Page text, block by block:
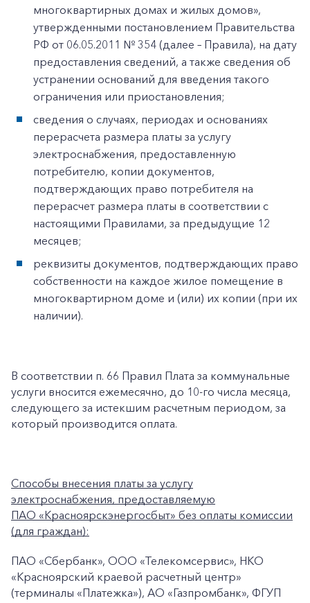
многоквартирных домах и жилых домов»,
утвержденными постановлением Правительства
РФ от 06.05.2011 № 354 (далее – Правила), на дату
предоставления сведений, а также сведения об
устранении оснований для введения такого
ограничения или приостановления;
сведения о случаях, периодах и основаниях
перерасчета размера платы за услугу
электроснабжения, предоставленную
потребителю, копии документов,
подтверждающих право потребителя на
перерасчет размера платы в соответствии с
настоящими Правилами, за предыдущие 12
месяцев;
реквизиты документов, подтверждающих право
собственности на каждое жилое помещение в
многоквартирном доме и (или) их копии (при их
наличии).
В соответствии п. 66 Правил Плата за коммунальные
услуги вносится ежемесячно, до 10-го числа месяца,
следующего за истекшим расчетным периодом, за
который производится оплата.
Способы внесения платы за услугу
электроснабжения, предоставляемую
ПАО «Красноярскэнергосбыт» без оплаты комиссии
(для граждан):
ПАО «Сбербанк», ООО «Телекомсервис», НКО
«Красноярский краевой расчетный центр»
(терминалы «Платежка»), АО «Газпромбанк», ФГУП